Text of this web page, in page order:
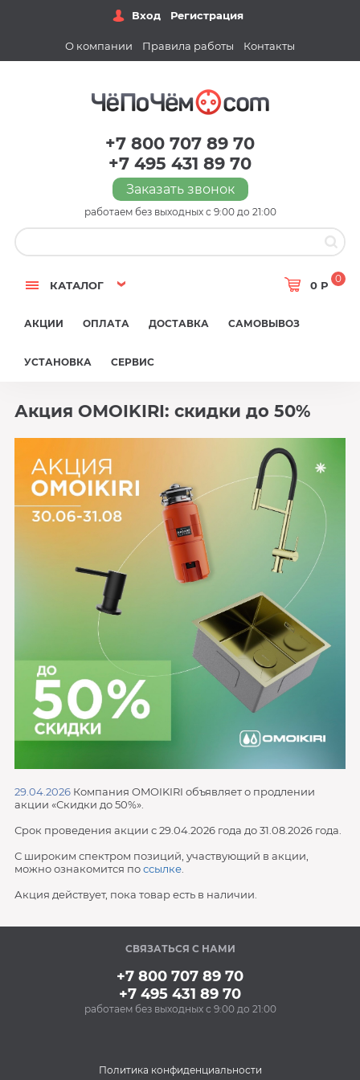
Вход Регистрация
О компании Правила работы Контакты
+7 800 707 89 70
+7 495 431 89 70
Заказать звонок
работаем без выходных с 9:00 до 21:00
КАТАЛОГ 0 Р
0
АКЦИИ ОПЛАТА ДОСТАВКА САМОВЫВОЗ
УСТАНОВКА СЕРВИС
Акция OMOIKIRI: скидки до 50%
29.04.2026Компания OMOIKIRI объявляет о продлении
акции «Скидки до 50%».
Срок проведения акции с 29.04.2026 года до 31.08.2026 года.
С широким спектром позиций, участвующий в акции,
можно ознакомится поссылке.
Акция действует, пока товар есть в наличии.
СВЯЗАТЬСЯ С НАМИ
+7 800 707 89 70
+7 495 431 89 70
работаем без выходных с 9:00 до 21:00
Политика конфиденциальности